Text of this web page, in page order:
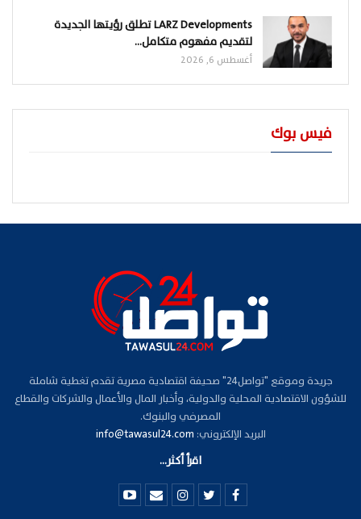
LARZ Developments تطلق رؤيتها الجديدة
لتقديم مفهوم متكامل…
أغسطس 6, 2026
فيس بوك
جريدة وموقع "تواصل24" صحيفة اقتصادية مصرية تقدم تغطية شاملة
للشؤون الاقتصادية المحلية والدولية، وأخبار المال والأعمال والشركات والقطاع
المصرفي والبنوك.
البريد الإلكتروني: info@tawasul24.com
اقرأ أكثر...